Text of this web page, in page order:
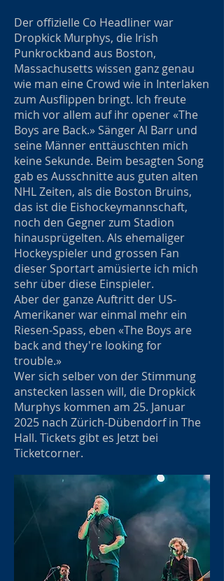
Der offizielle Co Headliner war
Dropkick Murphys, die Irish
Punkrockband aus Boston,
Massachusetts wissen ganz genau
wie man eine Crowd wie in Interlaken
zum Ausflippen bringt. Ich freute
mich vor allem auf ihr opener «The
Boys are Back.» Sänger Al Barr und
seine Männer enttäuschten mich
keine Sekunde. Beim besagten Song
gab es Ausschnitte aus guten alten
NHL Zeiten, als die Boston Bruins,
das ist die Eishockeymannschaft,
noch den Gegner zum Stadion
hinausprügelten. Als ehemaliger
Hockeyspieler und grossen Fan
dieser Sportart amüsierte ich mich
sehr über diese Einspieler.
Aber der ganze Auftritt der US-
Amerikaner war einmal mehr ein
Riesen-Spass, eben «The Boys are
back and they're looking for
trouble.»
Wer sich selber von der Stimmung
anstecken lassen will, die Dropkick
Murphys kommen am 25. Januar
2025 nach Zürich-Dübendorf in The
Hall. Tickets gibt es Jetzt bei
Ticketcorner.